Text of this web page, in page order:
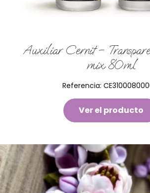
Auxiliar Cernit –
mix 80ml
Referencia:
Ver el producto